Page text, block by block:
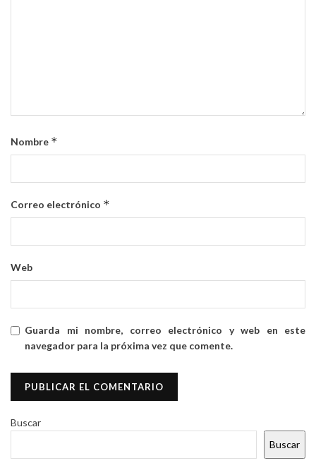
Nombre *
Correo electrónico *
Web
Guarda mi nombre, correo electrónico y web en este
navegador para la próxima vez que comente.
Buscar
Buscar